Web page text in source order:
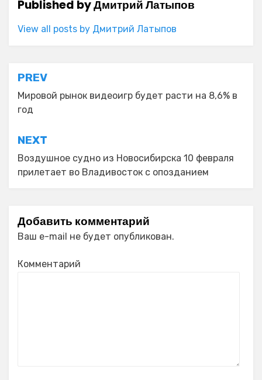
Published byДмитрий Латыпов
View all posts by Дмитрий Латыпов
Навигация
по
записям
PREV
Мировой рынок видеоигр будет расти на 8,6% в
год
NEXT
Воздушное судно из Новосибирска 10 февраля
прилетает во Владивосток с опозданием
Добавить комментарий
Ваш e-mail не будет опубликован.
Комментарий